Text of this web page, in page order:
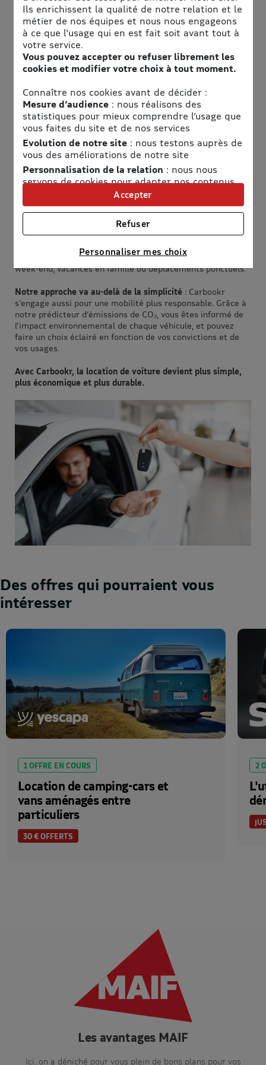
donnant accès au plus grand choix de véhicules, partout
dans le monde. Grâce à nos partenariats avec des loueurs
internationaux, nationaux, régionaux, en libre-service et
GMS, bénéficiez de tarifs négociés et de conditions
avantageuses, même en tant que particulier.
Et pour aller plus loin, nous vous aidons à faire un choix
carbone intégré.
Carbookr est une plateforme de location de voitures conçue
pour rendre la mobilité plus simple, plus accessible et plus
responsable.
Nous mettons à disposition des particuliers le plus grand
catalogue de véhicules du marché, en collaborant avec un
nationaux, régionaux, acteurs du libre-service et même la
grande distribution (GMS).
Où que vous soyez dans le monde,vous bénéficiez de tarifs
et de conditions négociés, habituellement réservés aux
professionnels, pour tous types de besoins : escapades de
week-end, vacances en famille ou déplacements ponctuels.
Notre approche va au-delà de la simplicité : Carbookr
s'engage aussi pour une mobilité plus responsable. Grâce à
notre prédicteur d’émissions de CO₂, vous êtes informé de
l’impact environnemental de chaque véhicule, et pouvez
faire un choix éclairé en fonction de vos convictions et de
vos usages.
Avec Carbookr, la location de voiture devient plus simple,
plus économique et plus durable.
Des offres qui pourraient vous
intéresser
1 OFFRE EN COURS
Location de camping-cars et
vans aménagés entre
particuliers
30 € OFFERTS
2
Les avantages MAIF
Ici, on a déniché pour vous plein de bons plans pour vos
Ils enrichissent la qualité de notre relation et le
métier de nos équipes et nous nous engageons
à ce que l'usage qui en est fait soit avant tout à
votre service.
Vous pouvez accepter ou refuser librement les
cookies et modifier votre choix à tout moment.
Connaître nos cookies avant de décider :
Mesure d’audience: nous réalisons des
statistiques pour mieux comprendre l’usage que
vous faites du site et de nos services
Evolution de notre site: nous testons auprès de
vous des améliorations de notre site
Personnalisation de la relation : nous nous
servons de cookies pour adapter nos contenus
et personnaliser nos offres
Univers publicitaire: nous utilisons avec nos
partenaires des cookies pour afficher des
publicités personnalisées
Connaître notre politique cookies et la liste de nos
Personnaliser mes choix
Refuser
Accepter